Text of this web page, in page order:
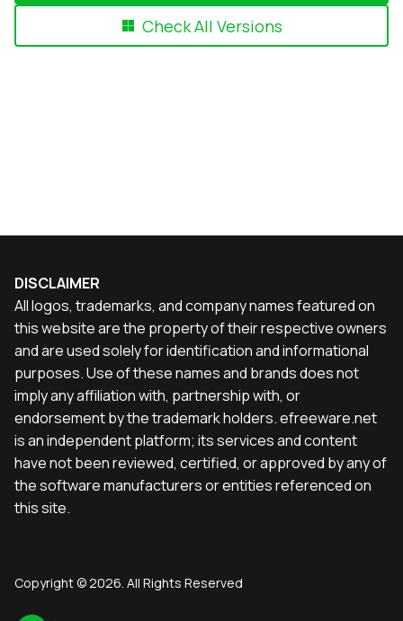
Check All Versions
DISCLAIMER
All logos, trademarks, and company names featured on
this website are the property of their respective owners
and are used solely for identification and informational
purposes. Use of these names and brands does not
imply any affiliation with, partnership with, or
endorsement by the trademark holders. efreeware.net
is an independent platform; its services and content
have not been reviewed, certified, or approved by any of
the software manufacturers or entities referenced on
this site.
Copyright © 2026. All Rights Reserved